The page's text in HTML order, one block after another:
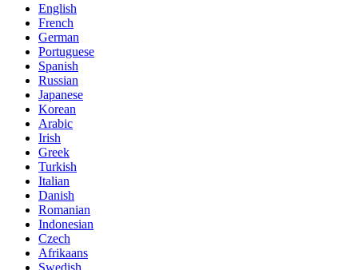
English
French
German
Portuguese
Spanish
Russian
Japanese
Korean
Arabic
Irish
Greek
Turkish
Italian
Danish
Romanian
Indonesian
Czech
Afrikaans
Swedish